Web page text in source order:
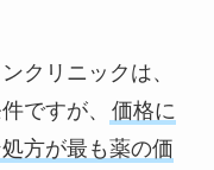
クリニックは、
ですが、
価格に
方が最も薬の価